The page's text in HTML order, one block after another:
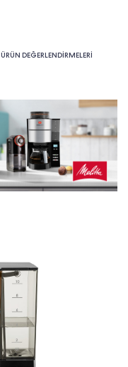
ÜRÜN DEĞERLENDİRMELERİ